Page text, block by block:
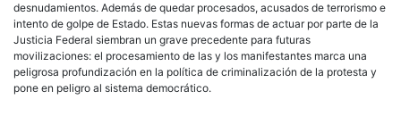
desnudamientos. Además de quedar procesados, acusados de terrorismo e
intento de golpe de Estado. Estas nuevas formas de actuar por parte de la
Justicia Federal siembran un grave precedente para futuras
movilizaciones: el procesamiento de las y los manifestantes marca una
peligrosa profundización en la política de criminalización de la protesta y
pone en peligro al sistema democrático.